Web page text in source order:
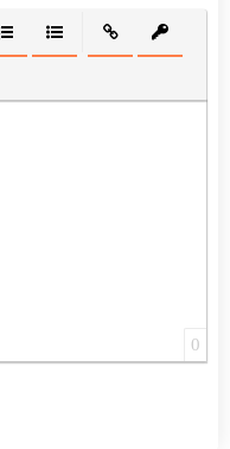
СПИСОК
МАРКИРОВАННЫЙ
ВСТАВИТЬ
0